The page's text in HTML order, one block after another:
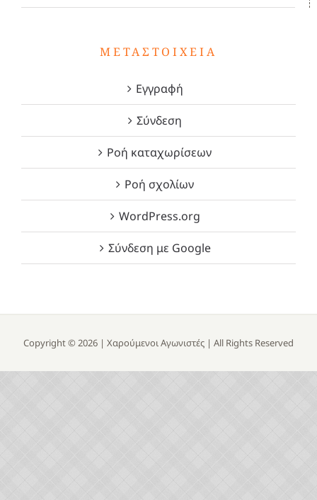
ΜΕΤΑΣΤΟΙΧΕΊΑ
Εγγραφή
Σύνδεση
Ροή καταχωρίσεων
Ροή σχολίων
WordPress.org
Σύνδεση με Google
Copyright © 2026 | Χαρούμενοι Αγωνιστές | All Rights Reserved